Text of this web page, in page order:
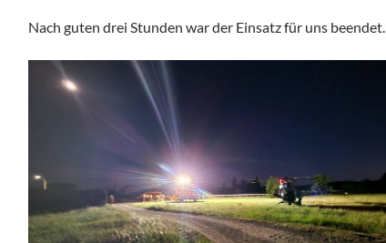
Nach guten drei Stunden war der Einsatz für uns beendet.